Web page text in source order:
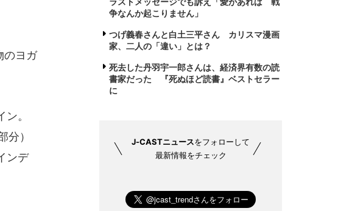
のヨガ
。
分）
ンデ
争なんか起こりません」
つげ義春さんと白土三平さん カリスマ漫画
家、二人の「違い」とは？
死去した丹羽宇一郎さんは、経済界有数の読
書家だった 『死ぬほど読書』ベストセラー
に
J-CASTニュースをフォローして
最新情報をチェック